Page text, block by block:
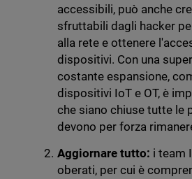
accessibili, può anche
sfruttabili dagli hacker
alla rete e ottenere
dispositivi. Con una
costante espansione,
dispositivi IoT e OT, è
che siano chiuse tutte le
devono per forza
Aggiornare tutto: i team
oberati, per cui è